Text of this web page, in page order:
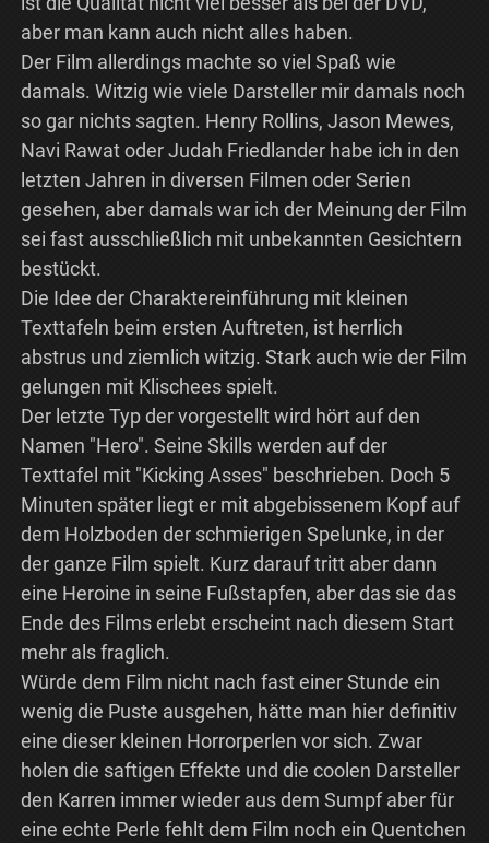
aber man kann auch nicht alles haben.
Der Film allerdings machte so viel Spaß wie
damals. Witzig wie viele Darsteller mir damals noch
so gar nichts sagten. Henry Rollins, Jason Mewes,
Navi Rawat oder Judah Friedlander habe ich in den
letzten Jahren in diversen Filmen oder Serien
gesehen, aber damals war ich der Meinung der Film
sei fast ausschließlich mit unbekannten Gesichtern
bestückt.
Die Idee der Charaktereinführung mit kleinen
Texttafeln beim ersten Auftreten, ist herrlich
abstrus und ziemlich witzig. Stark auch wie der Film
gelungen mit Klischees spielt.
Der letzte Typ der vorgestellt wird hört auf den
Namen "Hero". Seine Skills werden auf der
Texttafel mit "Kicking Asses" beschrieben. Doch 5
Minuten später liegt er mit abgebissenem Kopf auf
dem Holzboden der schmierigen Spelunke, in der
der ganze Film spielt. Kurz darauf tritt aber dann
eine Heroine in seine Fußstapfen, aber das sie das
Ende des Films erlebt erscheint nach diesem Start
mehr als fraglich.
Würde dem Film nicht nach fast einer Stunde ein
wenig die Puste ausgehen, hätte man hier definitiv
eine dieser kleinen Horrorperlen vor sich. Zwar
holen die saftigen Effekte und die coolen Darsteller
den Karren immer wieder aus dem Sumpf aber für
eine echte Perle fehlt dem Film noch ein Quentchen